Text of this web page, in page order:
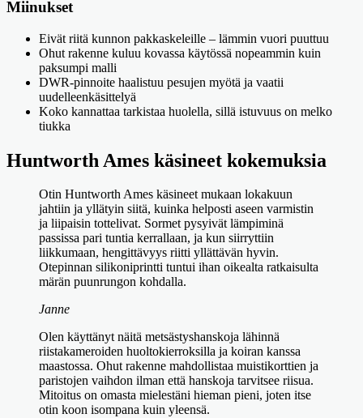
Miinukset
Eivät riitä kunnon pakkaskeleille – lämmin vuori puuttuu
Ohut rakenne kuluu kovassa käytössä nopeammin kuin
paksumpi malli
DWR-pinnoite haalistuu pesujen myötä ja vaatii
uudelleenkäsittelyä
Koko kannattaa tarkistaa huolella, sillä istuvuus on melko
tiukka
Huntworth Ames käsineet kokemuksia
Otin Huntworth Ames käsineet mukaan lokakuun
jahtiin ja yllätyin siitä, kuinka helposti aseen varmistin
ja liipaisin tottelivat. Sormet pysyivät lämpiminä
passissa pari tuntia kerrallaan, ja kun siirryttiin
liikkumaan, hengittävyys riitti yllättävän hyvin.
Otepinnan silikoniprintti tuntui ihan oikealta ratkaisulta
märän puunrungon kohdalla.
Janne
Olen käyttänyt näitä metsästyshanskoja lähinnä
riistakameroiden huoltokierroksilla ja koiran kanssa
maastossa. Ohut rakenne mahdollistaa muistikorttien ja
paristojen vaihdon ilman että hanskoja tarvitsee riisua.
Mitoitus on omasta mielestäni hieman pieni, joten itse
otin koon isompana kuin yleensä.